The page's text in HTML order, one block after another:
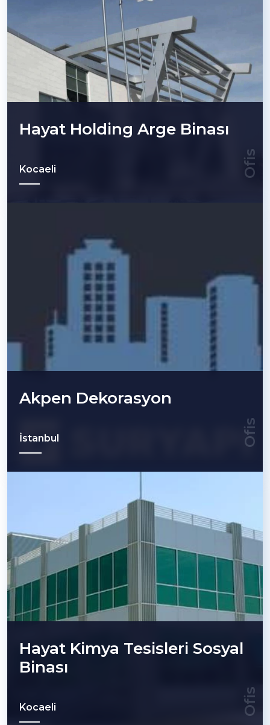
Ofis
Hayat Holding Arge Binası
Kocaeli
Ofis
Akpen Dekorasyon
İstanbul
Ofis
Hayat Kimya Tesisleri Sosyal
Binası
Kocaeli